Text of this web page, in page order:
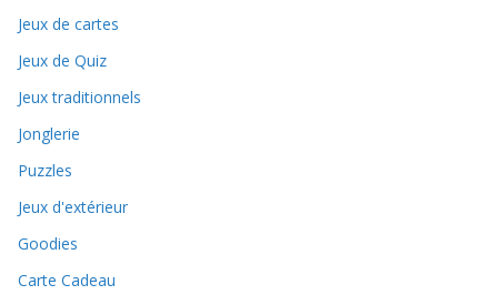
Jeux de cartes
Jeux de Quiz
Jeux traditionnels
Jonglerie
Puzzles
Jeux d'extérieur
Goodies
Carte Cadeau